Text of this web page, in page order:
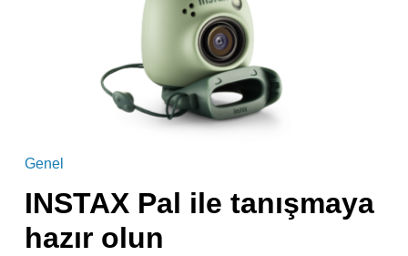
Genel
INSTAX Pal ile tanışmaya
hazır olun